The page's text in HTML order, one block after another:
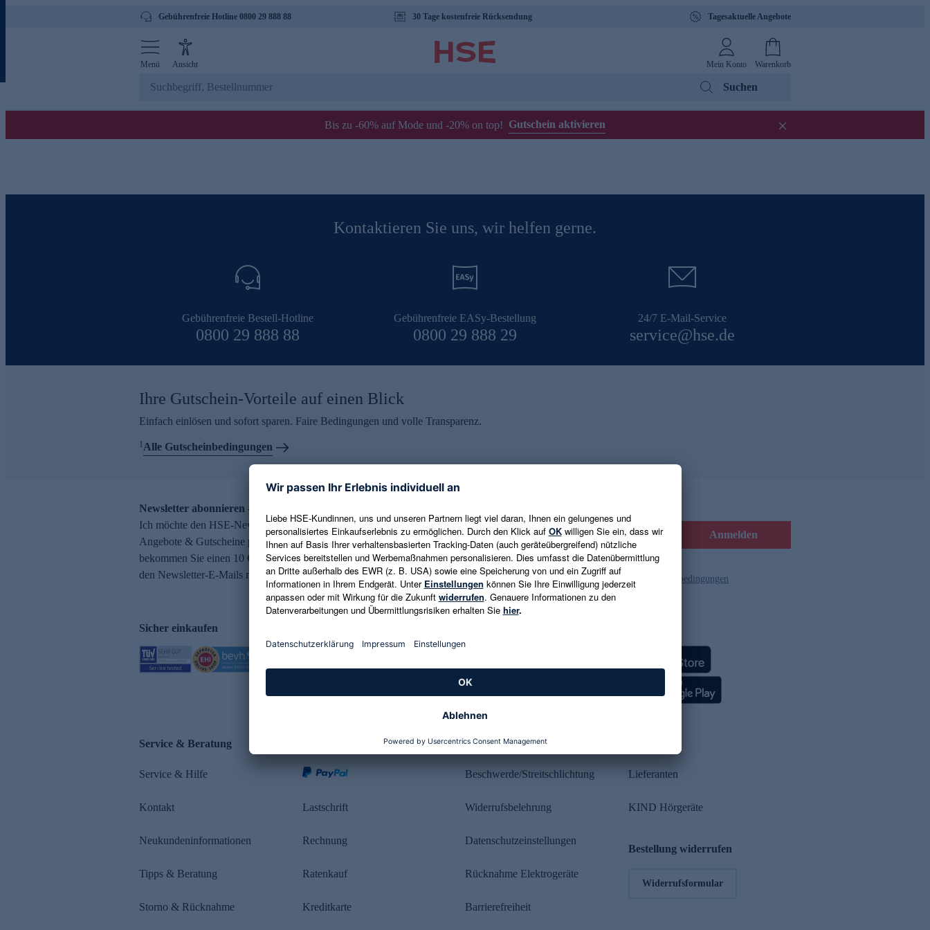
Gebührenfreie Hotline 0800 29 888 88 30 Tage kostenfreie Rücksendung Tagesaktuelle Angebote
Menü Ansicht Mein Konto Warenkorb
Suchen
Bis zu -60% auf Mode und -20% on top! Gutschein aktivieren
Kontaktieren Sie uns, wir helfen gerne.
Gebührenfreie Bestell-Hotline
0800 29 888 88
Gebührenfreie EASy-Bestellung
0800 29 888 29
24/7 E-Mail-Service
service@hse.de
Ihre Gutschein-Vorteile auf einen Blick
Einfach einlösen und sofort sparen. Faire Bedingungen und volle Transparenz.
1Alle Gutscheinbedingungen
Newsletter abonnieren – 10 € Gutschein erhalten
Ich möchte den HSE-Newsletter abonnieren und aktuelle Trends,
Angebote & Gutscheine per E-Mail erhalten. Als Dankeschön
bekommen Sie einen 10 € Gutschein. Eine Abmeldung ist jederzeit in
den Newsletter-E-Mails möglich.
E-Mail-Adresse eingeben Anmelden
Es gelten die Datenschutzrichtlinien und die Gutscheinbedingungen
Sicher einkaufen
Service & Beratung
Service & Hilfe
Kontakt
Neukundeninformationen
Tipps & Beratung
Storno & Rücknahme
Lastschrift
Rechnung
Ratenkauf
Kreditkarte
Rechtliches
Beschwerde/Streitschlichtung
Widerrufsbelehrung
Datenschutzeinstellungen
Rücknahme Elektrogeräte
Barrierefreiheit
Lieferanten
KIND Hörgeräte
Bestellung widerrufen
Widerrufsformular